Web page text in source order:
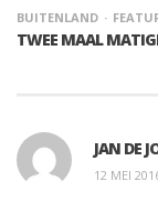
BUITENLAND
TWEE MAAL
JAN DE
12 MEI